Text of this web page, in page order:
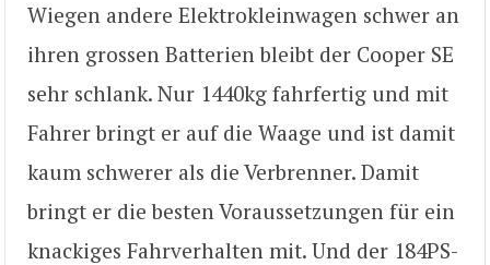
Wiegen andere Elektrokleinwagen schwer an
ihren grossen Batterien bleibt der Cooper SE
sehr schlank. Nur 1440kg fahrfertig und mit
Fahrer bringt er auf die Waage und ist damit
kaum schwerer als die Verbrenner. Damit
bringt er die besten Voraussetzungen für ein
knackiges Fahrverhalten mit. Und der 184PS-